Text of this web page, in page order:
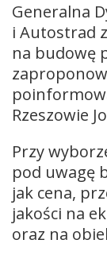
Generalna
i Autostrad
na budowę
Rzeszowie
Przy
pod uwagę
jak cena,
jakości na
oraz na